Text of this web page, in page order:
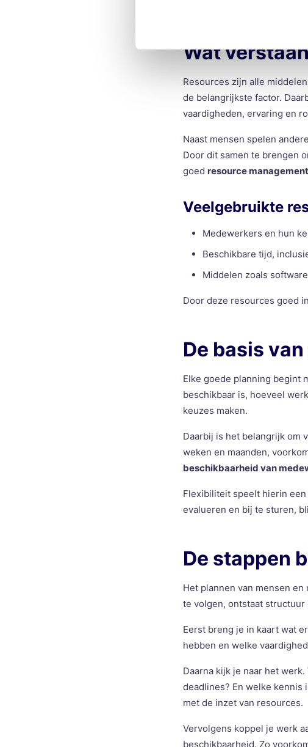
hun kennis en ervaring.
Wat
Resources zijn alle
de belangrijkste factor.
vaardigheden, ervaring en
Naast mensen spelen
Door dit samen te brengen
goed resource management
Veelgebruikte
Medewerkers en hun
Beschikbare tijd,
Middelen zoals
Door deze resources goed
De basis
Elke goede planning begint
beschikbaar is, hoeveel
keuzes maken.
Daarbij is het belangrijk om
weken en maanden,
beschikbaarheid van
Flexibiliteit speelt hierin
evalueren en bij te sturen,
De stappen
Het plannen van mensen
te volgen, ontstaat structuur
Eerst breng je in kaart wat
hebben en welke
Daarna kijk je naar het
deadlines? En welke
met de inzet van resources.
Vervolgens koppel je werk
beschikbaarheid. Zo